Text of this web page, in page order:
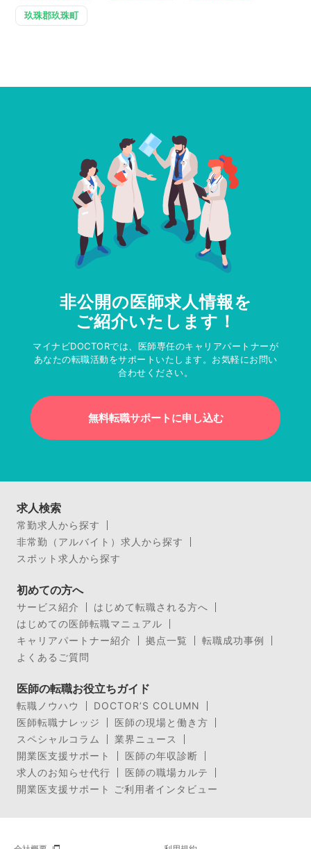
玖珠郡玖珠町
非公開の医師求人情報を
ご紹介いたします！
マイナビDOCTORでは、医師専任のキャリアパートナーが
あなたの転職活動をサポートいたします。お気軽にお問い
合わせください。
無料転職サポートに申し込む
求人検索
常勤求人から探す
非常勤（アルバイト）求人から探す
スポット求人から探す
初めての方へ
サービス紹介
はじめて転職される方へ
はじめての医師転職マニュアル
キャリアパートナー紹介
拠点一覧
転職成功事例
よくあるご質問
医師の転職お役立ちガイド
転職ノウハウ
DOCTOR’S COLUMN
医師転職ナレッジ
医師の現場と働き方
スペシャルコラム
業界ニュース
開業医支援サポート
医師の年収診断
求人のお知らせ代行
医師の職場カルテ
開業医支援サポート ご利用者インタビュー